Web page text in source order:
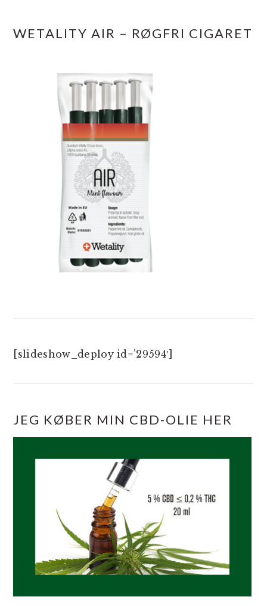
WETALITY AIR – RØGFRI CIGARET
[slideshow_deploy id=’29594′]
JEG KØBER MIN CBD-OLIE HER